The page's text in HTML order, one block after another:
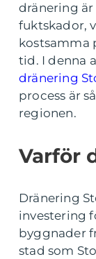
dränering
fuktskador,
kostsamma
tid. I denna
dränering
process är
regionen.
Varför
Dränering
investering
byggnader
stad som